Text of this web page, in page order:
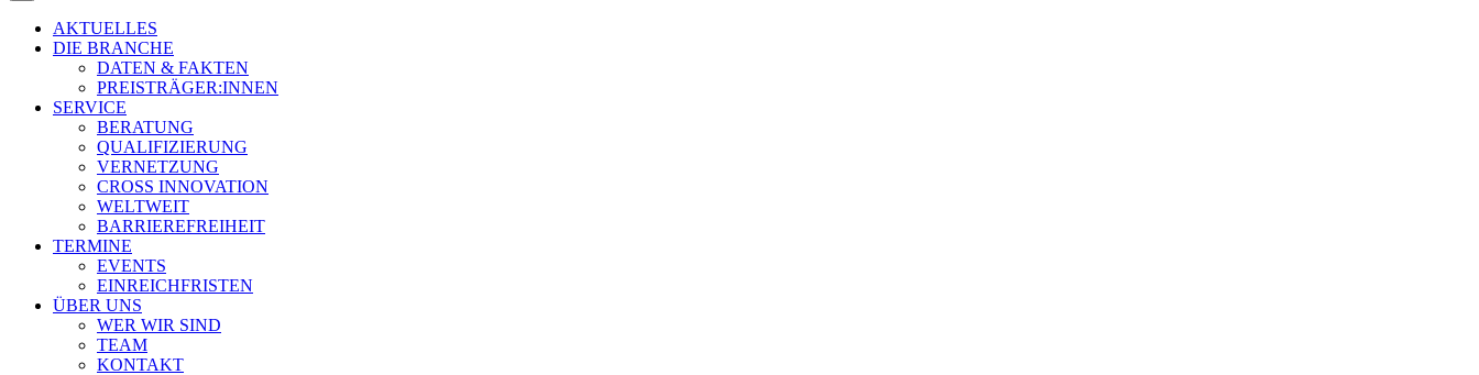
AKTUELLES
DIE BRANCHE
DATEN & FAKTEN
PREISTRÄGER:INNEN
SERVICE
BERATUNG
QUALIFIZIERUNG
VERNETZUNG
CROSS INNOVATION
WELTWEIT
BARRIEREFREIHEIT
TERMINE
EVENTS
EINREICHFRISTEN
ÜBER UNS
WER WIR SIND
TEAM
KONTAKT